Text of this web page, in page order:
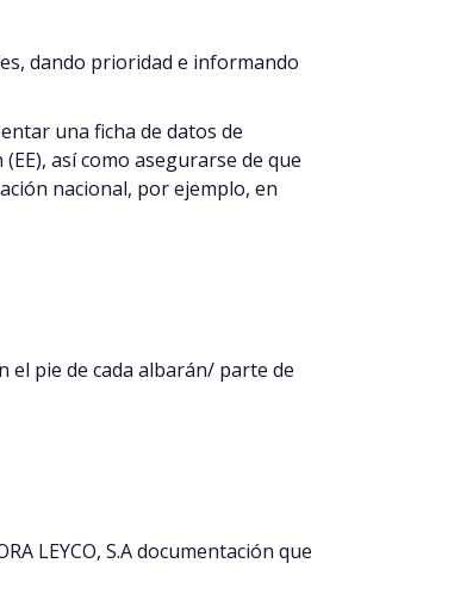
dando prioridad e informando
una ficha de datos de
así como asegurarse de que
nacional, por ejemplo, en
pie de cada albarán/ parte de
LEYCO, S.A documentación que